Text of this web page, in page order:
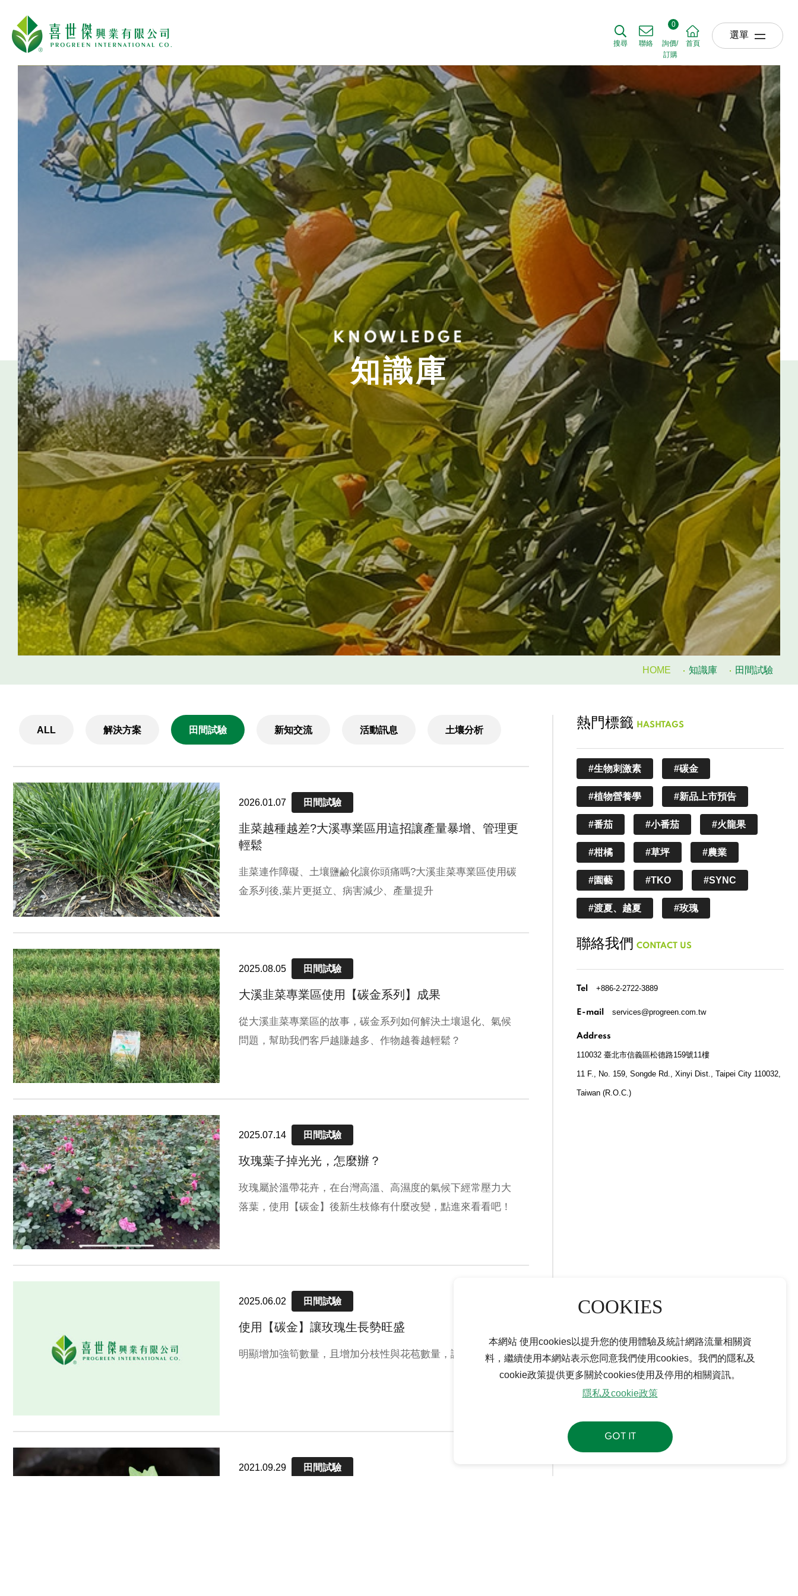
本網站 使用cookies以提升您的使用體驗及統計網路流量相關資
料，繼續使用本網站表示您同意我們使用cookies。我們的隱私及
cookie政策提供更多關於cookies使用及停用的相關資訊。
隱私及cookie政策
GOT IT
選單
ABOUT US
農業產品 AGRICULTURE
園藝產品 HORTICULTURE
肥料使用時機
知識庫 KNOWLEDGE BASE
技術服務 SERVICE
pH值量表 PH SCALE
代理品牌 AGENCY BRAND
網站地圖 SITEMAP
Facebook Youtube
搜尋 聯絡
0
詢價/
訂購
首頁
KNOWLEDGE
知識庫
HOME 知識庫 田間試驗
ALL 解決方案 田間試驗 新知交流 活動訊息 土壤分析
2026.01.07 田間試驗
韭菜越種越差?大溪專業區用這招讓產量暴增、管理更
輕鬆
韭菜連作障礙、土壤鹽鹼化讓你頭痛嗎?大溪韭菜專業區使用碳
金系列後,葉片更挺立、病害減少、產量提升
2025.08.05 田間試驗
大溪韭菜專業區使用【碳金系列】成果
從大溪韭菜專業區的故事，碳金系列如何解決土壤退化、氣候
問題，幫助我們客戶越賺越多、作物越養越輕鬆？
2025.07.14 田間試驗
玫瑰葉子掉光光，怎麼辦？
玫瑰屬於溫帶花卉，在台灣高溫、高濕度的氣候下經常壓力大
落葉，使用【碳金】後新生枝條有什麼改變，點進來看看吧！
2025.06.02 田間試驗
使用【碳金】讓玫瑰生長勢旺盛
明顯增加強筍數量，且增加分枝性與花苞數量，讓玫瑰更勇欉
2021.09.29 田間試驗
熱門標籤 HASHTAGS
#生物刺激素 #碳金
#植物營養學 #新品上市預告
#番茄 #小番茄 #火龍果
#柑橘 #草坪 #農業
#園藝 #TKO #SYNC
#渡夏、越夏 #玫瑰
聯絡我們 CONTACT US
Tel +886-2-2722-3889
E-mail services@progreen.com.tw
Address
110032 臺北市信義區松德路159號11樓
11 F., No. 159, Songde Rd., Xinyi Dist., Taipei City 110032,
Taiwan (R.O.C.)